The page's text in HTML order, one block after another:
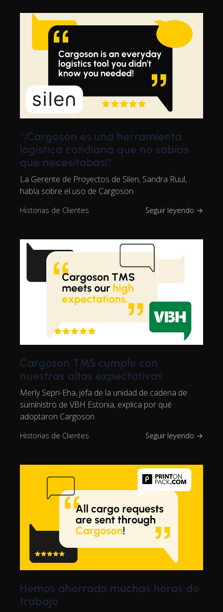
"¡Cargoson es una herramienta
logística cotidiana que no sabías
que necesitabas!"
La Gerente de Proyectos de Silen, Sandra Ruul,
habla sobre el uso de Cargoson
Historias de Clientes Seguir leyendo →
Cargoson TMS cumple con
nuestras altas expectativas
Merly Sepri-Eha, jefa de la unidad de cadena de
suministro de VBH Estonia, explica por qué
adoptaron Cargoson
Historias de Clientes Seguir leyendo →
Hemos ahorrado muchas horas de
trabajo